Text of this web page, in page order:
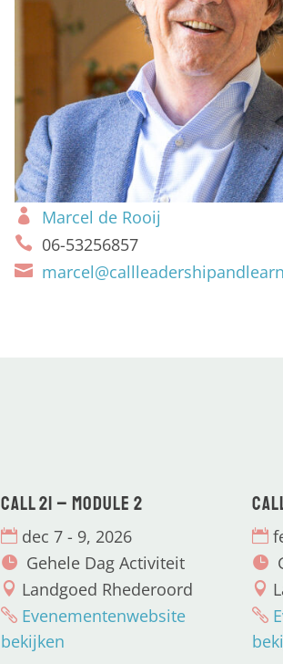
Marcel de Rooij
06-53256857
CALL 21 – Module 2
dec 7 - 9, 2026
Gehele Dag Activiteit
Landgoed Rhederoord
Evenementenwebsite
bekijken